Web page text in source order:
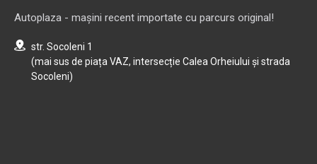
Autoplaza - mașini recent importate cu parcurs original!
str. Socoleni 1
(mai sus de piața VAZ, intersecție Calea Orheiului și strada
Socoleni)